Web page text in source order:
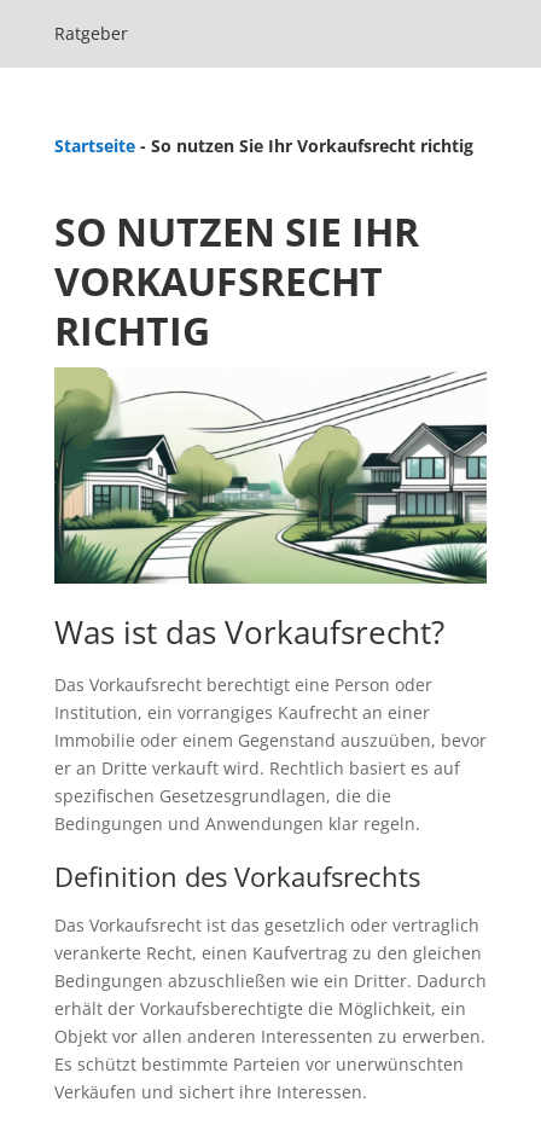
Ratgeber
Startseite- So nutzen Sie Ihr Vorkaufsrecht richtig
SO NUTZEN SIE IHR
VORKAUFSRECHT
RICHTIG
Was ist das Vorkaufsrecht?
Das Vorkaufsrecht berechtigt eine Person oder
Institution, ein vorrangiges Kaufrecht an einer
Immobilie oder einem Gegenstand auszuüben, bevor
er an Dritte verkauft wird. Rechtlich basiert es auf
spezifischen Gesetzesgrundlagen, die die
Bedingungen und Anwendungen klar regeln.
Definition des Vorkaufsrechts
Das Vorkaufsrecht ist das gesetzlich oder vertraglich
verankerte Recht, einen Kaufvertrag zu den gleichen
Bedingungen abzuschließen wie ein Dritter. Dadurch
erhält der Vorkaufsberechtigte die Möglichkeit, ein
Objekt vor allen anderen Interessenten zu erwerben.
Es schützt bestimmte Parteien vor unerwünschten
Verkäufen und sichert ihre Interessen.